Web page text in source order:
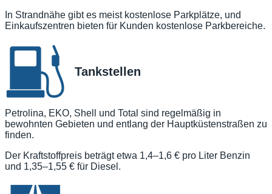
In Strandnähe gibt es meist kostenlose Parkplätze, und
Einkaufszentren bieten für Kunden kostenlose Parkbereiche.
Tankstellen
Petrolina, EKO, Shell und Total sind regelmäßig in
bewohnten Gebieten und entlang der Hauptküstenstraßen zu
finden.
Der Kraftstoffpreis beträgt etwa 1,4–1,6 € pro Liter Benzin
und 1,35–1,55 € für Diesel.